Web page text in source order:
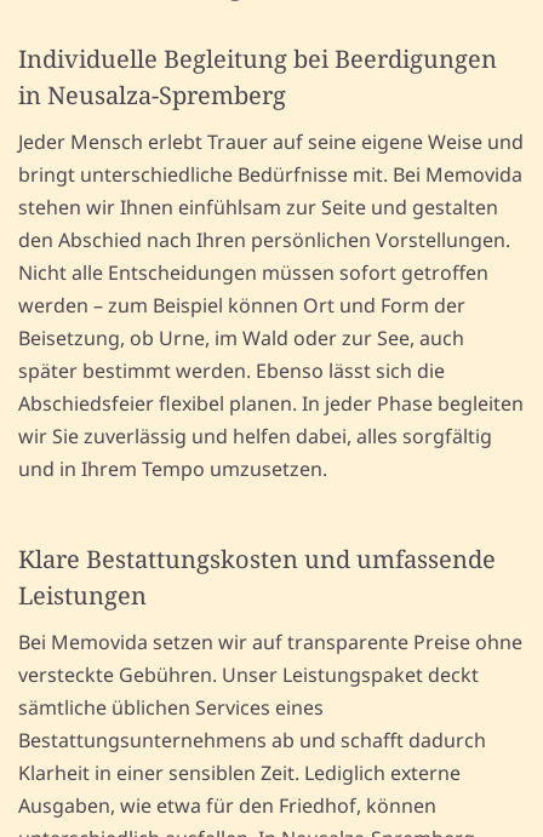
Individuelle Begleitung bei Beerdigungen
in Neusalza-Spremberg
Jeder Mensch erlebt Trauer auf seine eigene Weise und
bringt unterschiedliche Bedürfnisse mit. Bei Memovida
stehen wir Ihnen einfühlsam zur Seite und gestalten
den Abschied nach Ihren persönlichen Vorstellungen.
Nicht alle Entscheidungen müssen sofort getroffen
werden – zum Beispiel können Ort und Form der
Beisetzung, ob Urne, im Wald oder zur See, auch
später bestimmt werden. Ebenso lässt sich die
Abschiedsfeier flexibel planen. In jeder Phase begleiten
wir Sie zuverlässig und helfen dabei, alles sorgfältig
und in Ihrem Tempo umzusetzen.
Klare Bestattungskosten und umfassende
Leistungen
Bei Memovida setzen wir auf transparente Preise ohne
versteckte Gebühren. Unser Leistungspaket deckt
sämtliche üblichen Services eines
Bestattungsunternehmens ab und schafft dadurch
Klarheit in einer sensiblen Zeit. Lediglich externe
Ausgaben, wie etwa für den Friedhof, können